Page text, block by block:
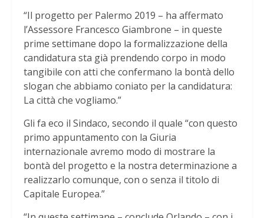
“Il progetto per Palermo 2019 – ha affermato
l’Assessore Francesco Giambrone – in queste
prime settimane dopo la formalizzazione della
candidatura sta già prendendo corpo in modo
tangibile con atti che confermano la bontà dello
slogan che abbiamo coniato per la candidatura:
La città che vogliamo.”
Gli fa eco il Sindaco, secondo il quale “con questo
primo appuntamento con la Giuria
internazionale avremo modo di mostrare la
bontà del progetto e la nostra determinazione a
realizzarlo comunque, con o senza il titolo di
Capitale Europea.”